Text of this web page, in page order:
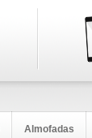
Almofadas